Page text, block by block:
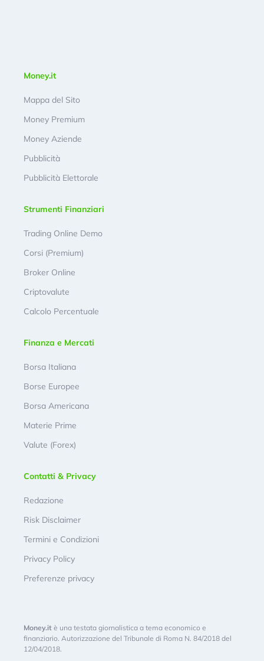
Money.it
Mappa del Sito
Money Premium
Money Aziende
Pubblicità
Pubblicità Elettorale
Strumenti Finanziari
Trading Online Demo
Corsi (Premium)
Broker Online
Criptovalute
Calcolo Percentuale
Finanza e Mercati
Borsa Italiana
Borse Europee
Borsa Americana
Materie Prime
Valute (Forex)
Contatti & Privacy
Redazione
Risk Disclaimer
Termini e Condizioni
Privacy Policy
Preferenze privacy
Money.it è una testata giornalistica a tema economico e
finanziario. Autorizzazione del Tribunale di Roma N. 84/2018 del
12/04/2018.